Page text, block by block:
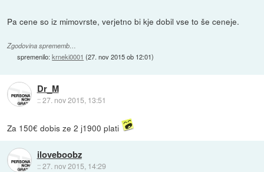
Pa cene so iz mimovrste, verjetno bi kje dobil vse to še ceneje.
Zgodovina sprememb…
spremenilo:krneki0001 (27. nov 2015 ob 12:01)
Dr_M
::27. nov 2015, 13:51
Za 150€ dobis ze 2 j1900 plati
iloveboobz
::27. nov 2015, 14:29